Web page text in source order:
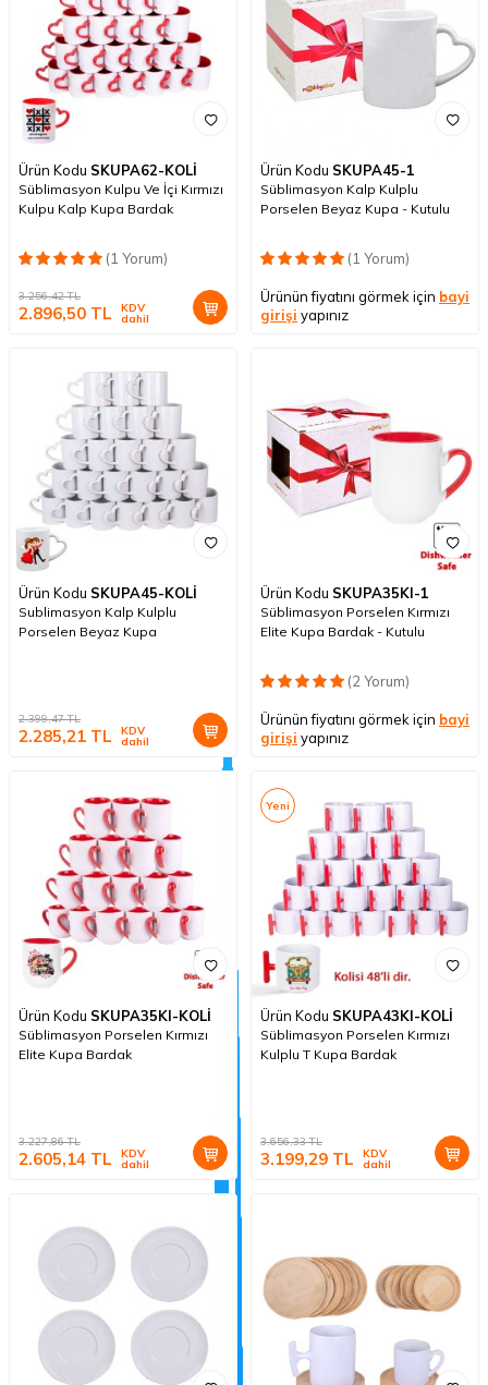
Ürün Kodu SKUPA62-KOLİ
Süblimasyon Kulpu Ve İçi Kırmızı
Kulpu Kalp Kupa Bardak
(1 Yorum)
3.256,42TL
2.896,50 TL KDV
dahil
Ürün Kodu SKUPA45-1
Süblimasyon Kalp Kulplu
Porselen Beyaz Kupa - Kutulu
(1 Yorum)
Ürünün fiyatını görmek için bayi
girişi yapınız
Ürün Kodu SKUPA45-KOLİ
Sublimasyon Kalp Kulplu
Porselen Beyaz Kupa
2.399,47TL
2.285,21 TL KDV
dahil
Ürün Kodu SKUPA35KI-1
Süblimasyon Porselen Kırmızı
Elite Kupa Bardak - Kutulu
(2 Yorum)
Ürünün fiyatını görmek için bayi
girişi yapınız
Ürün Kodu SKUPA35KI-KOLİ
Süblimasyon Porselen Kırmızı
Elite Kupa Bardak
3.227,86TL
2.605,14 TL KDV
dahil
Yeni
Ürün Kodu SKUPA43KI-KOLİ
Süblimasyon Porselen Kırmızı
Kulplu T Kupa Bardak
3.656,33TL
3.199,29 TL KDV
dahil